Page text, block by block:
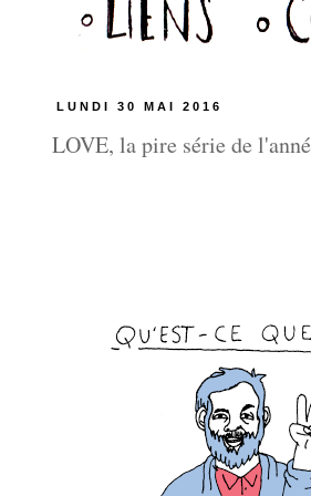
LUNDI 30 MAI 2016
LOVE, la pire série de